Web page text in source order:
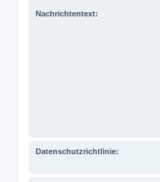
Nachrichtentext:
Datenschutzrichtlinie: